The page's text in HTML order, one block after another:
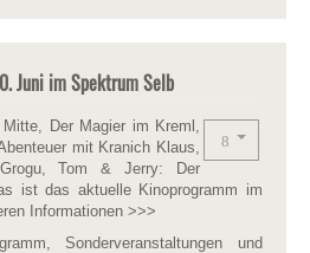
Juni im Spektrum Selb
Der Magier im Kreml,
mit Kranich Klaus,
Tom & Jerry: Der
ist das aktuelle Kinoprogramm im
Informationen >>>
Sonderveranstaltungen und